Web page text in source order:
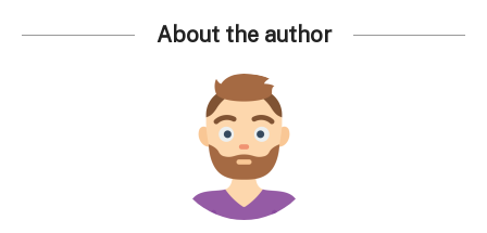
About the author